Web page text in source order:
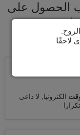
الحصول على
تسريع
مصر
الكترونيا, لا داعى
لاحقًا